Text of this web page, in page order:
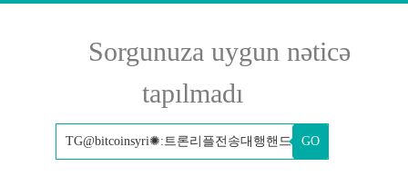
Sorgunuza uygun nəticə
tapılmadı
GO